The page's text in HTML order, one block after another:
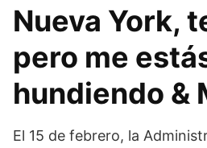
Nueva York,
pero me
hundiendo &
El 15 de febrero, la